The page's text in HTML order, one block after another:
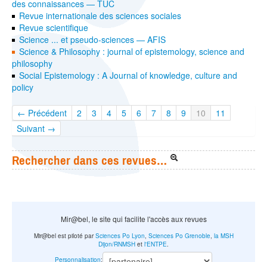
des connaissances — TUC
Revue internationale des sciences sociales
Revue scientifique
Science ... et pseudo-sciences — AFIS
Science & Philosophy : journal of epistemology, science and
philosophy
Social Epistemology : A Journal of knowledge, culture and
policy
← Précédent 2 3 4 5 6 7 8 9 10
11
Suivant →
Rechercher dans ces revues…
Mir@bel, le site qui facilite l'accès aux revues
Mir@bel est piloté parSciences Po Lyon Sciences Po Grenoble, la MSH
Dijon/RNMSH et l'ENTPE
Personnalisation: